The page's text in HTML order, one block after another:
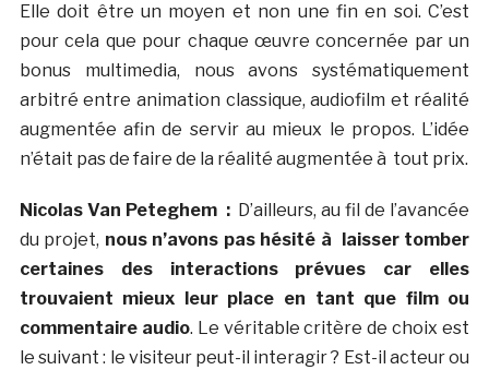
Elle doit être un moyen et non une fin en soi. C’est
pour cela que pour chaque œuvre concernée par un
bonus multimedia, nous avons systématiquement
arbitré entre animation classique, audiofilm et réalité
augmentée afin de servir au mieux le propos. L’idée
n’était pas de faire de la réalité augmentée à tout prix.
Nicolas Van Peteghem : D’ailleurs, au fil de l’avancée
du projet, nous n’avons pas hésité à laisser tomber
certaines des interactions prévues car elles
trouvaient mieux leur place en tant que film ou
commentaire audio. Le véritable critère de choix est
le suivant : le visiteur peut-il interagir ? Est-il acteur ou